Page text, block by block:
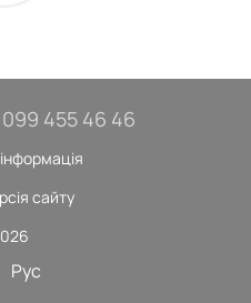
099 455 46 46
сайту
Рус